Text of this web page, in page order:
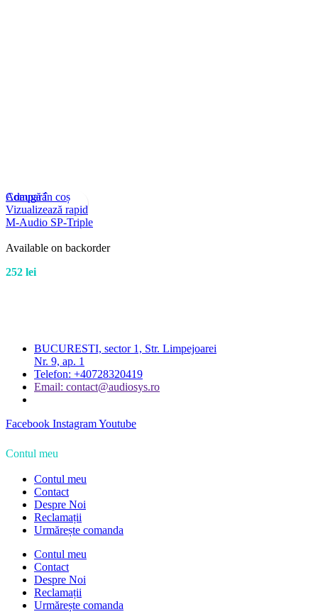
Compară
Vizualizează rapid
Adaugă în coș
M-Audio SP-Triple
Available on backorder
252 lei
BUCURESTI, sector 1, Str. Limpejoarei
Nr. 9, ap. 1
Telefon: +40728320419
Email: contact@audiosys.ro
Facebook InstagramYoutube
Contul meu
Contul meu
Contact
Despre Noi
Reclamații
Urmărește comanda
Contul meu
Contact
Despre Noi
Reclamații
Urmărește comanda